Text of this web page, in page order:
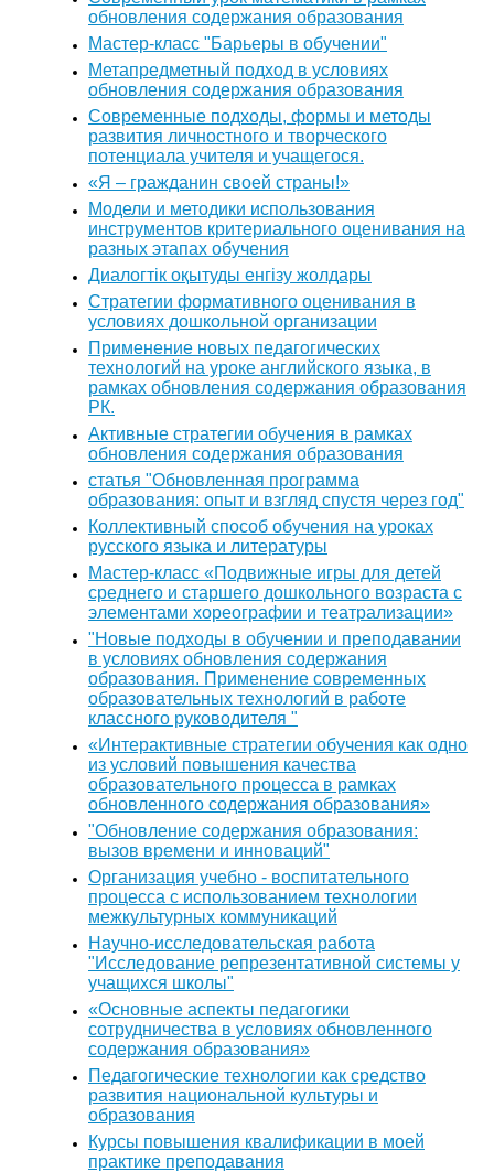
обновления содержания образования
Мастер-класс "Барьеры в обучении"
Метапредметный подход в условиях
обновления содержания образования
Современные подходы, формы и методы
развития личностного и творческого
потенциала учителя и учащегося.
«Я – гражданин своей страны!»
Модели и методики использования
инструментов критериального оценивания на
разных этапах обучения
Диалогтік оқытуды енгізу жолдары
Стратегии формативного оценивания в
условиях дошкольной организации
Применение новых педагогических
технологий на уроке английского языка, в
рамках обновления содержания образования
РК.
Активные стратегии обучения в рамках
обновления содержания образования
статья "Обновленная программа
образования: опыт и взгляд спустя через год"
Коллективный способ обучения на уроках
русского языка и литературы
Мастер-класс «Подвижные игры для детей
среднего и старшего дошкольного возраста с
элементами хореографии и театрализации»
"Новые подходы в обучении и преподавании
в условиях обновления содержания
образования. Применение современных
образовательных технологий в работе
классного руководителя "
«Интерактивные стратегии обучения как одно
из условий повышения качества
образовательного процесса в рамках
обновленного содержания образования»
"Обновление содержания образования:
вызов времени и инноваций"
Организация учебно - воспитательного
процесса с использованием технологии
межкультурных коммуникаций
Научно-исследовательская работа
"Исследование репрезентативной системы у
учащихся школы"
«Основные аспекты педагогики
сотрудничества в условиях обновленного
содержания образования»
Педагогические технологии как средство
развития национальной культуры и
образования
Курсы повышения квалификации в моей
практике преподавания